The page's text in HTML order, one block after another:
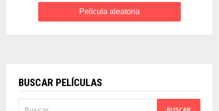
Película aleatoria
BUSCAR PELÍCULAS
Buscar: